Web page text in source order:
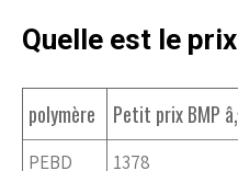
Quelle est le
polymère Petit prix BMP
PEBD 1378